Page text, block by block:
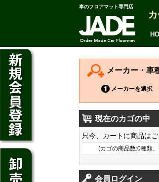
車のフロアマット専門店
メーカー・車
メーカーを選択
現在のカゴの中
只今、カートに商品はご
(カゴの商品数:0種類
会員ログイン
CT200h
アルファード
ヴェルファイア
カムリ
カローラ アクシオ
プレミオ
プリウス
SAI
クラウン アスリ
デイズ
デイズ ルークス
ジューク
フィット